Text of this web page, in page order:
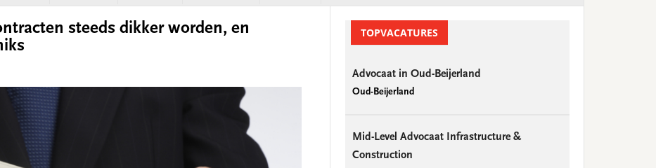
steeds dikker worden, en
SidebarTOPVACATURES
Advocaat in Oud-Beijerland
Oud-Beijerland
Mid-Level Advocaat Infrastructure &
Construction